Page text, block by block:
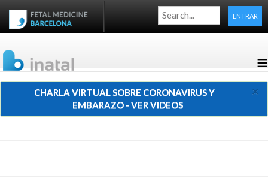
≡
ENTRAR
×
CHARLA VIRTUAL SOBRE CORONAVIRUS Y
EMBARAZO - VER VIDEOS